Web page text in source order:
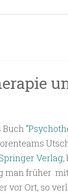
Buch
Verlag,
man früher
vor Ort, so